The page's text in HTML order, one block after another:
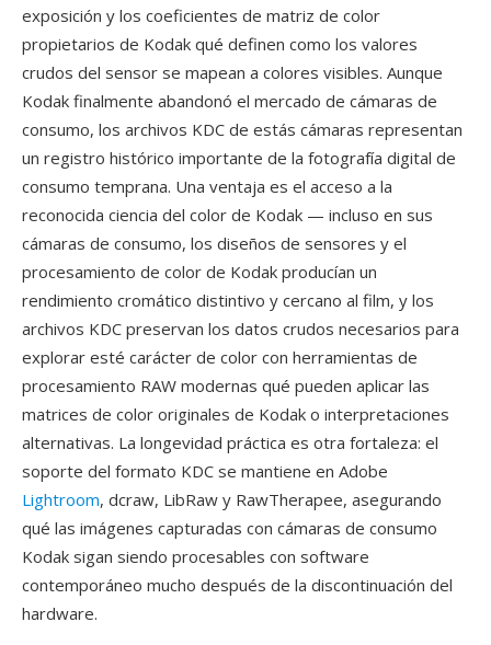
exposición y los coeficientes de matriz de color
propietarios de Kodak qué definen como los valores
crudos del sensor se mapean a colores visibles. Aunque
Kodak finalmente abandonó el mercado de cámaras de
consumo, los archivos KDC de estás cámaras representan
un registro histórico importante de la fotografía digital de
consumo temprana. Una ventaja es el acceso a la
reconocida ciencia del color de Kodak — incluso en sus
cámaras de consumo, los diseños de sensores y el
procesamiento de color de Kodak producían un
rendimiento cromático distintivo y cercano al film, y los
archivos KDC preservan los datos crudos necesarios para
explorar esté carácter de color con herramientas de
procesamiento RAW modernas qué pueden aplicar las
matrices de color originales de Kodak o interpretaciones
alternativas. La longevidad práctica es otra fortaleza: el
soporte del formato KDC se mantiene en Adobe
Lightroom, dcraw, LibRaw y RawTherapee, asegurando
qué las imágenes capturadas con cámaras de consumo
Kodak sigan siendo procesables con software
contemporáneo mucho después de la discontinuación del
hardware.